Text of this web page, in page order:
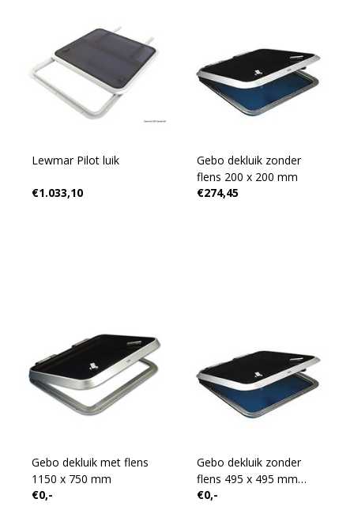
Lewmar Pilot luik
€1.033,10
Gebo dekluik zonder
flens 200 x 200 mm
€274,45
Gebo dekluik met flens
1150 x 750 mm
€0,-
Gebo dekluik zonder
flens 495 x 495 mm
R=95
€0,-